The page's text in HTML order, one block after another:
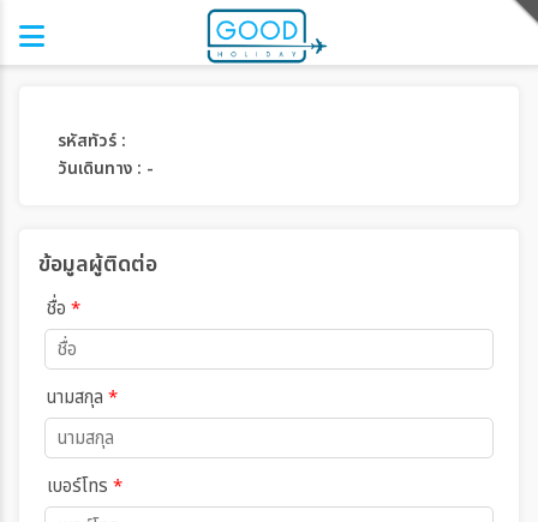
รหัสทัวร์ :
วันเดินทาง : -
ข้อมูลผู้ติดต่อ
ชื่อ *
นามสกุล *
เบอร์โทร *